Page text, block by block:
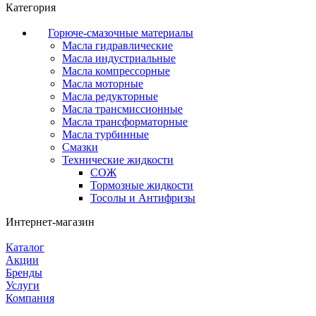
Категория
Горюче-смазочные материалы
Масла гидравлические
Масла индустриальные
Масла компрессорные
Масла моторные
Масла редукторные
Масла трансмиссионные
Масла трансформаторные
Масла турбинные
Смазки
Технические жидкости
СОЖ
Тормозные жидкости
Тосолы и Антифризы
Интернет-магазин
Каталог
Акции
Бренды
Услуги
Компания